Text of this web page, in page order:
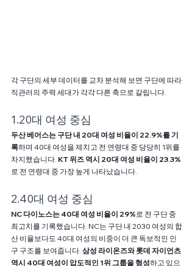
각 구단의 세부 데이터를 교차 분석해 보면 구단에 따라
직관러의 주력 세대가 각각 다른 축으로 갈립니다.
1.20대 여성 중심
두산 베어스는 구단 내 20대 여성 비율이 22.9%를 기
록하며 40대 여성을 제치고 전 연령대 중 당당히 1위를
차지했습니다. KT 위즈 역시 20대 여성 비율이 23.3%
로 전 연령대 중 가장 높게 나타났습니다.
2.40대 여성 중심
NC 다이노스는 40대 여성 비율이 29%로 전 구단 중
최고치를 기록했습니다. NC는 구단 내 2030 여성의 합
산 비율보다도 40대 여성의 비중이 더 큰 독보적인 인
구 구조를 보여줍니다. 삼성 라이온즈와 롯데 자이언츠
역시 40대 여성이 압도적인 1위 그룹을 형성하고 있으